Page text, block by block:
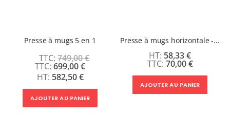
Presse à mugs 5 en 1
749,00 €
Prix
Spécial
699,00 €
582,50 €
AJOUTER AU PANIER
Presse à mugs horizontale - Location 1 semaine
70,00 €
58,33 €
AJOUTER AU PANIER